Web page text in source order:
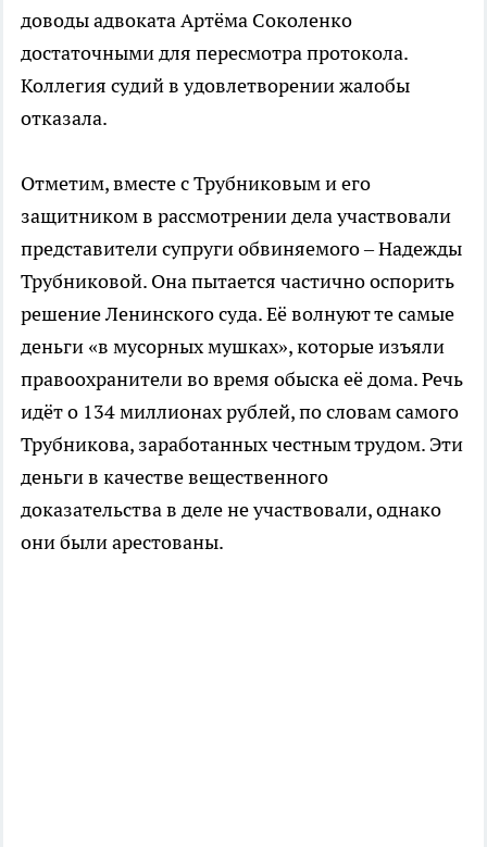
доводы адвоката Артёма Соколенко
достаточными для пересмотра протокола.
Коллегия судий в удовлетворении жалобы
отказала.
Отметим, вместе с Трубниковым и его
защитником в рассмотрении дела участвовали
представители супруги обвиняемого – Надежды
Трубниковой. Она пытается частично оспорить
решение Ленинского суда. Её волнуют те самые
деньги «в мусорных мушках», которые изъяли
правоохранители во время обыска её дома. Речь
идёт о 134 миллионах рублей, по словам самого
Трубникова, заработанных честным трудом. Эти
деньги в качестве вещественного
доказательства в деле не участвовали, однако
они были арестованы.